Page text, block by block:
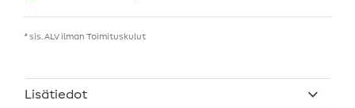
* sis. ALV ilman Toimituskulut
Lisätiedot